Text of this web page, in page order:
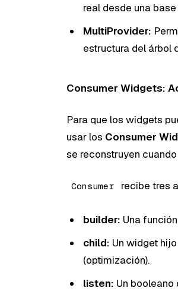
real desde una
MultiProvider:
estructura del árbol
Consumer Widgets:
Para que los widgets
usar los Consumer
se reconstruyen
Consumer recibe tres
builder: Una
child: Un widget
(optimización).
listen: Un